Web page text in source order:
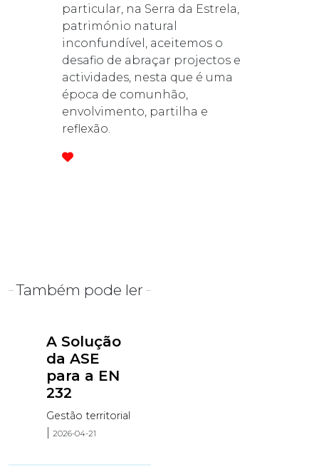
particular, na Serra da Estrela,
património natural
inconfundível, aceitemos o
desafio de abraçar projectos e
actividades, nesta que é uma
época de comunhão,
envolvimento, partilha e
reflexão.
Também pode ler
A Solução
da ASE
para a EN
232
Gestão territorial
|2026-04-21